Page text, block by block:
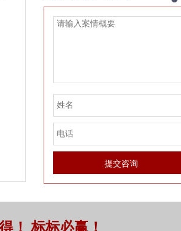
！ 标标必赢！